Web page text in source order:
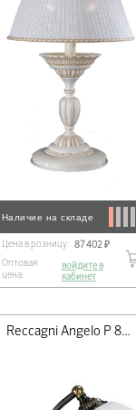
Наличие на складе
Цена в розницу: 87 402 ₽
Оптовая
цена:
войдите в
кабинет
Reccagni Angelo P 8611 P